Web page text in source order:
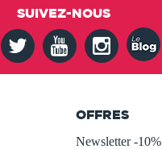
SUIVEZ-NOUS
OFFRES
Newsletter -10%